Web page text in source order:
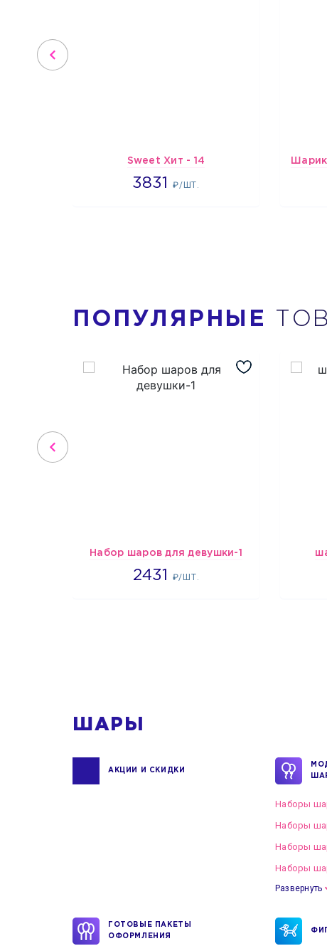
Sweet Хит - 14
3831₽/ШТ.
3831
ПОПУЛЯРНЫЕ
Набор шаров для девушки-1
2431 ₽/ШТ.
2431
ШАРЫ
АКЦИИ И СКИДКИ
Наборы
Наборы
Наборы
Наборы
Развернуть
ГОТОВЫЕ ПАКЕТЫ
ОФОРМЛЕНИЯ